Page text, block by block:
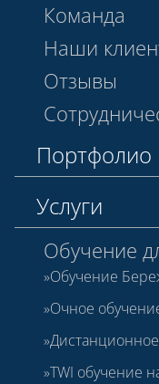
Команда
Наши
Отзывы
Портфолио
Услуги
Обучение
Обучение
Очное
TWI обучение